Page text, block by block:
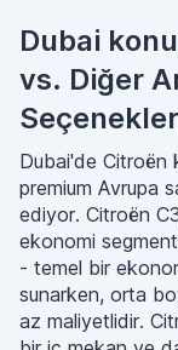
Dubai
vs. Diğer
Dubai'de Citroën
premium Avrupa
ediyor. Citroën
ekonomi
- temel bir
sunarken, orta
az maliyetlidir.